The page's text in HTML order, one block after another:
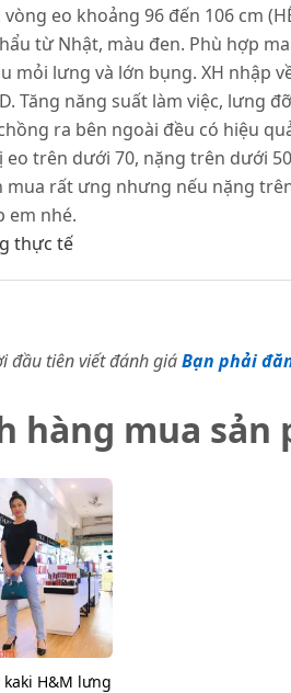
vòng eo khoảng 96 đến 106 cm
từ Nhật, màu đen. Phù hợp
mỏi lưng và lớn bụng. XH nhập
Tăng năng suất làm việc, lưng
ra bên ngoài đều có hiệu
eo trên dưới 70, nặng trên dưới
mua rất ưng nhưng nếu nặng
em nhé.
thực tế
đầu tiên viết đánh giáBạn phải
hàng mua
H&M lưng